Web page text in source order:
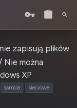
zapisują plików
Nie można
XP
samba
sieciowe